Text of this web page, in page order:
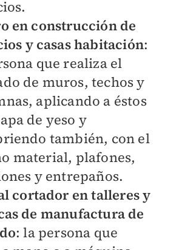
en construcción de
y casas habitación:
que realiza el
de muros, techos y
aplicando a éstos
de yeso y
también, con el
material, plafones,
y entrepaños.
cortador en talleres y
de manufactura de
: la persona que